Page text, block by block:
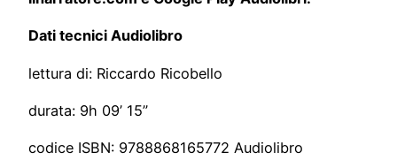
Dati tecnici Audiolibro
lettura di: Riccardo Ricobello
durata: 9h 09’ 15”
codice ISBN: 9788868165772 Audiolibro